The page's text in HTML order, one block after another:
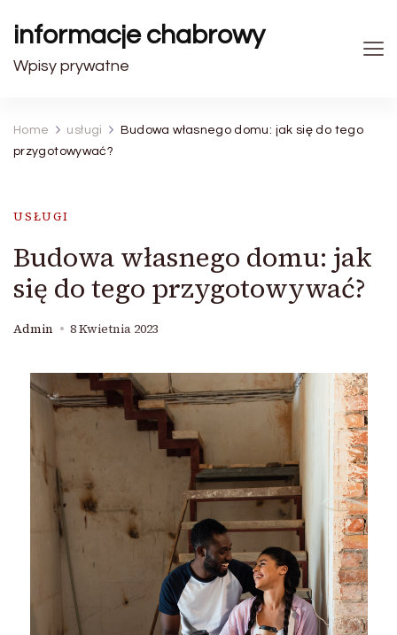
informacje chabrowy
Wpisy prywatne
Home usługi
Budowa własnego domu: jak się do tego
przygotowywać?
USŁUGI
Budowa własnego domu: jak
się do tego przygotowywać?
Admin 8 Kwietnia 2023